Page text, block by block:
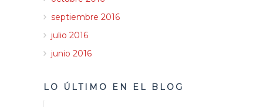
septiembre 2016
julio 2016
junio 2016
LO ÚLTIMO EN EL BLOG